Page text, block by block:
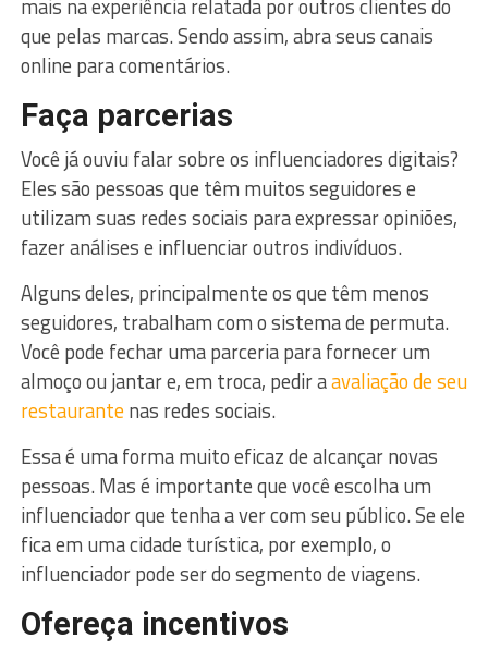
mais na experiência relatada por outros clientes do
que pelas marcas. Sendo assim, abra seus canais
online para comentários.
Faça parcerias
Você já ouviu falar sobre os influenciadores digitais?
Eles são pessoas que têm muitos seguidores e
utilizam suas redes sociais para expressar opiniões,
fazer análises e influenciar outros indivíduos.
Alguns deles, principalmente os que têm menos
seguidores, trabalham com o sistema de permuta.
Você pode fechar uma parceria para fornecer um
almoço ou jantar e, em troca, pedir aavaliação de seu
restaurantenas redes sociais.
Essa é uma forma muito eficaz de alcançar novas
pessoas. Mas é importante que você escolha um
influenciador que tenha a ver com seu público. Se ele
fica em uma cidade turística, por exemplo, o
influenciador pode ser do segmento de viagens.
Ofereça incentivos